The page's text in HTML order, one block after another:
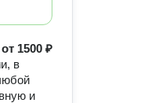
от 1500 ₽
в
и